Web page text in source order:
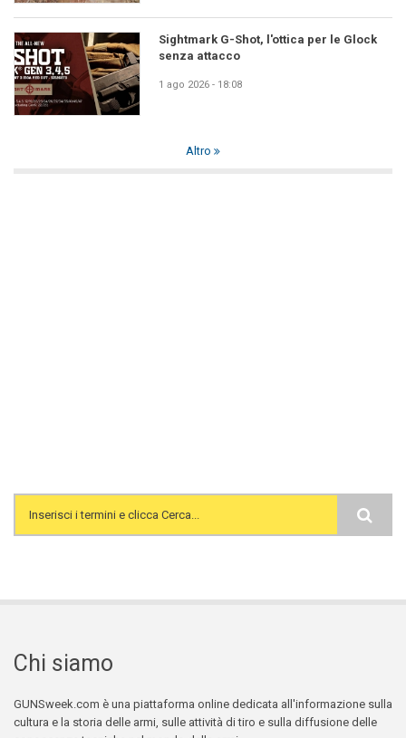
Sightmark G-Shot, l'ottica per le Glock
senza attacco
1 ago 2026 - 18:08
Altro
Search form
Chi siamo
GUNSweek.com è una piattaforma online dedicata all'informazione sulla
cultura e la storia delle armi, sulle attività di tiro e sulla diffusione delle